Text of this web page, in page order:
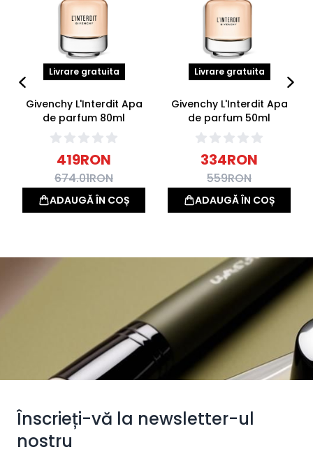
Livrare gratuita
Givenchy L'Interdit Apa
de parfum 80ml
419RON
674.01RON
ADAUGĂ ÎN COȘ
Livrare gratuita
Givenchy L'Interdit Apa
de parfum 50ml
334RON
559RON
ADAUGĂ ÎN COȘ
Înscrieți-vă la newsletter-ul
nostru